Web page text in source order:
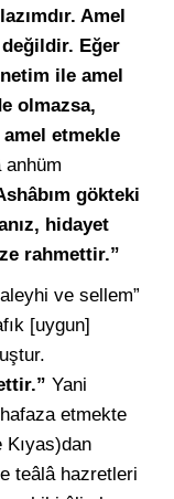
Amel
Eğer
ile amel
olmazsa,
etmekle
anhüm
gökteki
hidayet
rahmettir.”
ve sellem”
[uygun]
Yani
etmekte
Kıyas)dan
teâlâ hazretleri